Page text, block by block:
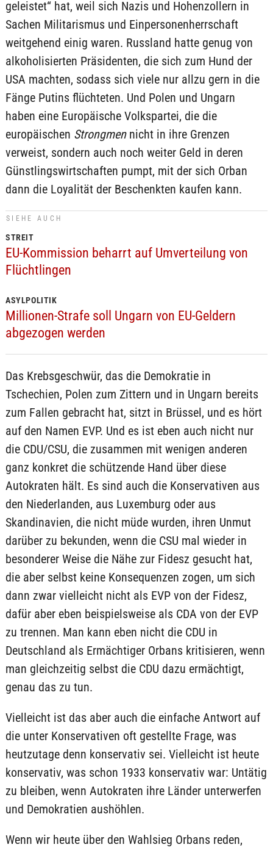
geleistet“ hat, weil sich Nazis und Hohenzollern in
Sachen Militarismus und Einpersonenherrschaft
weitgehend einig waren. Russland hatte genug von
alkoholisierten Präsidenten, die sich zum Hund der
USA machten, sodass sich viele nur allzu gern in die
Fänge Putins flüchteten. Und Polen und Ungarn
haben eine Europäische Volkspartei, die die
europäischen Strongmennicht in ihre Grenzen
verweist, sondern auch noch weiter Geld in deren
Günstlingswirtschaften pumpt, mit der sich Orban
dann die Loyalität der Beschenkten kaufen kann.
SIEHE AUCH
STREIT
EU-Kommission beharrt auf Umverteilung von
Flüchtlingen
ASYLPOLITIK
Millionen-Strafe soll Ungarn von EU-Geldern
abgezogen werden
Das Krebsgeschwür, das die Demokratie in
Tschechien, Polen zum Zittern und in Ungarn bereits
zum Fallen gebracht hat, sitzt in Brüssel, und es hört
auf den Namen EVP. Und es ist eben auch nicht nur
die CDU/CSU, die zusammen mit wenigen anderen
ganz konkret die schützende Hand über diese
Autokraten hält. Es sind auch die Konservativen aus
den Niederlanden, aus Luxemburg oder aus
Skandinavien, die nicht müde wurden, ihren Unmut
darüber zu bekunden, wenn die CSU mal wieder in
besonderer Weise die Nähe zur Fidesz gesucht hat,
die aber selbst keine Konsequenzen zogen, um sich
dann zwar vielleicht nicht als EVP von der Fidesz,
dafür aber eben beispielsweise als CDA von der EVP
zu trennen. Man kann eben nicht die CDU in
Deutschland als Ermächtiger Orbans kritisieren, wenn
man gleichzeitig selbst die CDU dazu ermächtigt,
genau das zu tun.
Vielleicht ist das aber auch die einfache Antwort auf
die unter Konservativen oft gestellte Frage, was
heutzutage denn konservativ sei. Vielleicht ist heute
konservativ, was schon 1933 konservativ war: Untätig
zu bleiben, wenn Autokraten ihre Länder unterwerfen
und Demokratien aushöhlen.
Wenn wir heute über den Wahlsieg Orbans reden,